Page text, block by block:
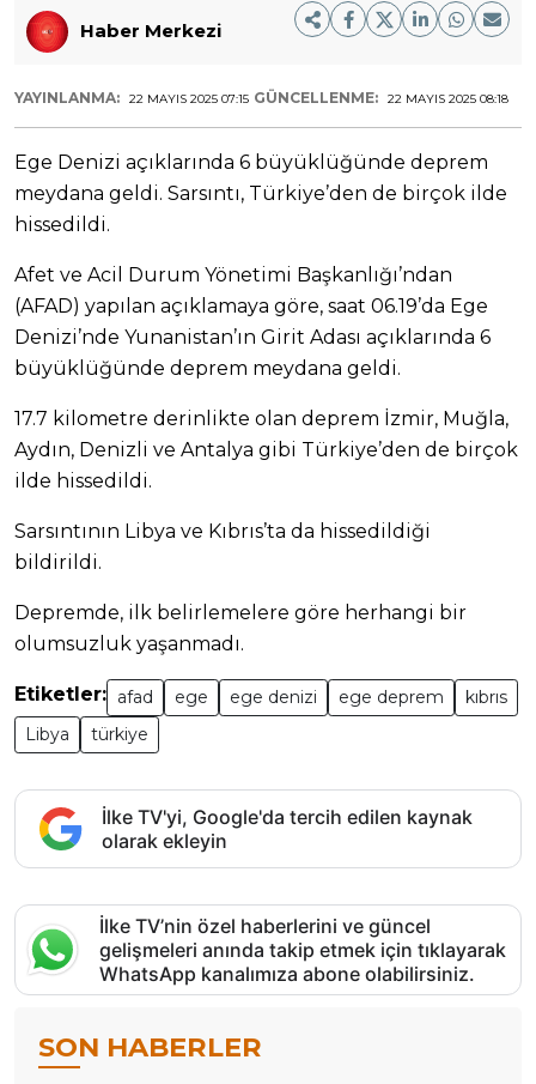
Haber Merkezi
YAYINLANMA: 22 MAYIS 2025 07:15 GÜNCELLENME: 22 MAYIS 2025 08:18
Ege Denizi açıklarında 6 büyüklüğünde deprem
meydana geldi. Sarsıntı, Türkiye’den de birçok ilde
hissedildi.
Afet ve Acil Durum Yönetimi Başkanlığı’ndan
(AFAD) yapılan açıklamaya göre, saat 06.19’da Ege
Denizi’nde Yunanistan’ın Girit Adası açıklarında 6
büyüklüğünde deprem meydana geldi.
17.7 kilometre derinlikte olan deprem İzmir, Muğla,
Aydın, Denizli ve Antalya gibi Türkiye’den de birçok
ilde hissedildi.
Sarsıntının Libya ve Kıbrıs’ta da hissedildiği
bildirildi.
Depremde, ilk belirlemelere göre herhangi bir
olumsuzluk yaşanmadı.
Etiketler: afad ege ege denizi ege deprem
kıbrıs
Libya
türkiye
İlke TV'yi, Google'da tercih edilen kaynak
olarak ekleyin
İlke TV’nin özel haberlerini ve güncel
gelişmeleri anında takip etmek için tıklayarak
WhatsApp kanalımıza abone olabilirsiniz.
SON HABERLER